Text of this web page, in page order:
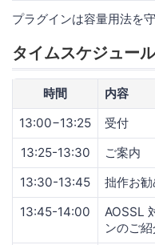
プラグインは容量用法を
タイムスケジュール
時間
内容
13:00−13:25
受付
13:25-13:30
ご案内
13:30-13:45
拙作お
13:45-14:00
AOSSL
ンのご紹